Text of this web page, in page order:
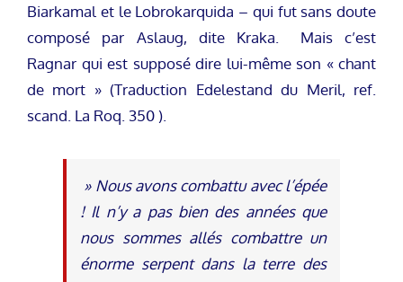
Biarkamal et le Lobrokarquida – qui fut sans doute
composé par Aslaug, dite Kraka. Mais c’est
Ragnar qui est supposé dire lui-même son « chant
de mort » (Traduction Edelestand du Meril, ref.
scand. La Roq. 350 ).
» Nous avons combattu avec l’épée
! Il n’y a pas bien des années que
nous sommes allés combattre un
énorme serpent dans la terre des